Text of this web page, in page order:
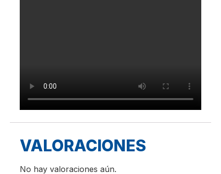
VALORACIONES
No hay valoraciones aún.